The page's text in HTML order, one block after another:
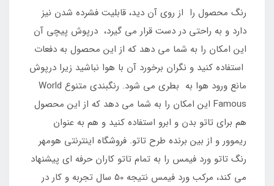
رنگ محصول را از روی آن دید، قابلیت فشرده شدن نیز
دارد و به راحتی در دست قرار می گیرد، درپوش پیچی آن
این امکان را به شما می دهد که از این محصول به دفعات
استفاده کنید و نگران برخورد آن با هوا نباشید زیرا درپوش
مانع ورود هوا به بطری می شود. رنگبندی متنوع World
Famous این امکان را به شما می دهد که از این محصول
هم برای تاتو بدن و ابرو استفاده کنید و هم به عنوان
ریموور و از بین برنده طرح تاتو. فروشگاه اینترنتی هومهر
رنگ تاتو ورد فیمس را به تمام تاتو کاران حرفه ای پیشنهاد
می کند، مرکب ورد فیمس نتیجه 50 سال تجربه و کار در